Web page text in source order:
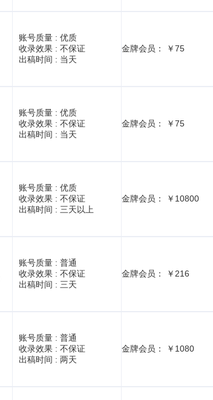
账号质量 : 优质
收录效果 : 不保证
出稿时间 : 当天
金牌会员： ￥75
账号质量 : 优质
收录效果 : 不保证
出稿时间 : 当天
金牌会员： ￥75
账号质量 : 优质
收录效果 : 不保证
出稿时间 : 三天以上
金牌会员： ￥10800
账号质量 : 普通
收录效果 : 不保证
出稿时间 : 三天
金牌会员： ￥216
账号质量 : 普通
收录效果 : 不保证
出稿时间 : 两天
金牌会员： ￥1080